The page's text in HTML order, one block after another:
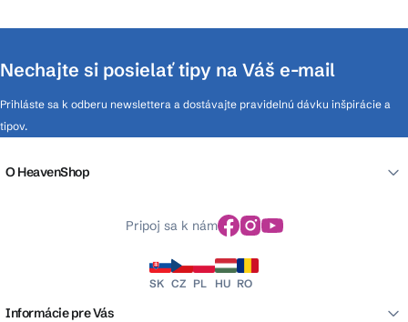
Nechajte si posielať tipy na Váš e-mail
Prihláste sa k odberu newslettera a dostávajte pravidelnú dávku inšpirácie a
tipov.
O HeavenShop
Pripoj sa k nám
SK CZ PL HU RO
Informácie pre Vás